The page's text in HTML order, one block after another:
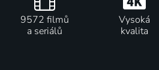
9572 filmů
a seriálů
Vysoká
kvalita